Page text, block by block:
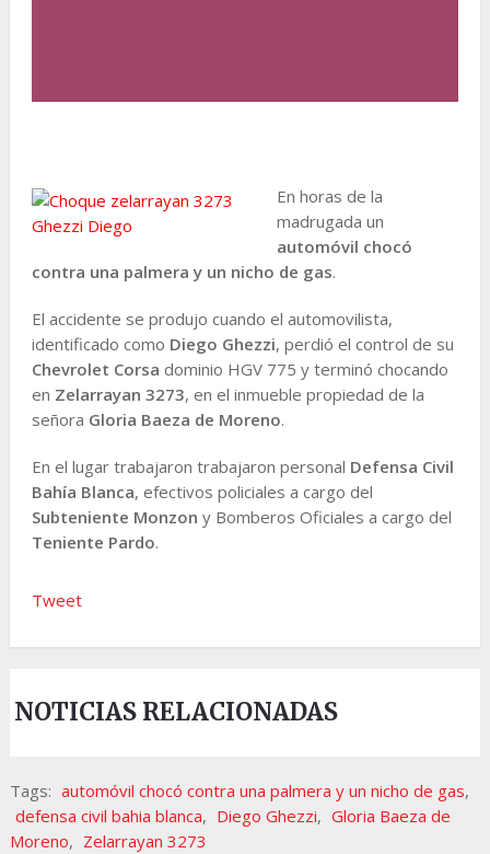
En horas de la
madrugada un
automóvil chocó
contra una palmera y un nicho de gas.
El accidente se produjo cuando el automovilista,
identificado como Diego Ghezzi, perdió el control de su
Chevrolet Corsa dominio HGV 775 y terminó chocando
en Zelarrayan 3273, en el inmueble propiedad de la
señora Gloria Baeza de Moreno.
En el lugar trabajaron trabajaron personal Defensa Civil
Bahía Blanca, efectivos policiales a cargo del
Subteniente Monzon y Bomberos Oficiales a cargo del
Teniente Pardo.
Tweet
NOTICIAS RELACIONADAS
Tags: automóvil chocó contra una palmera y un nicho de gas,
defensa civil bahia blanca, Diego Ghezzi, Gloria Baeza de
Moreno, Zelarrayan 3273